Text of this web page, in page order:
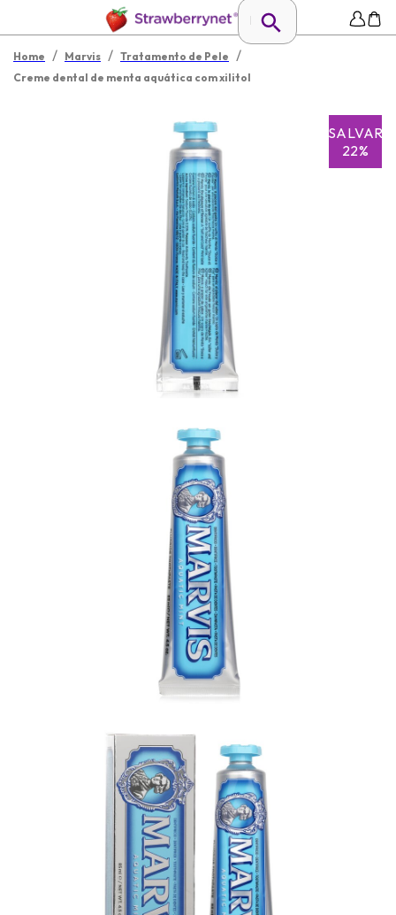
Home / Marvis / Tratamento de Pele /
Creme dental de menta aquática com xilitol
SALVAR
22%